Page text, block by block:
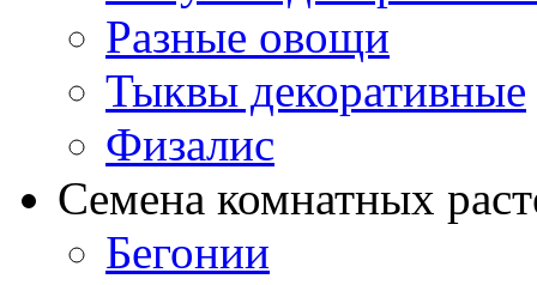
Разные овощи
Тыквы декоративные
Физалис
Семена комнатных
Бегонии